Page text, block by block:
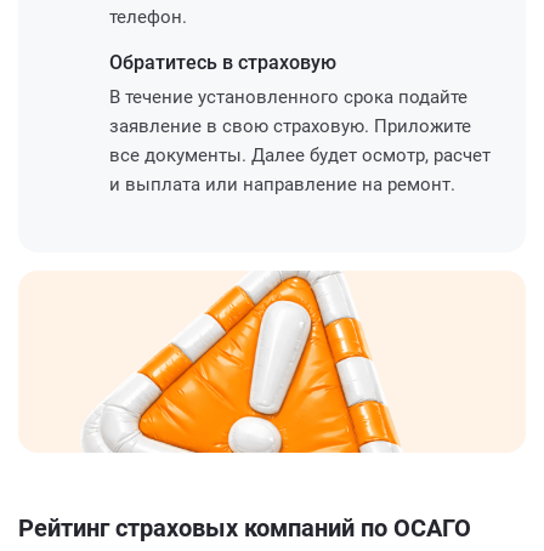
телефон.
Обратитесь в страховую
В течение установленного срока подайте
заявление в свою страховую. Приложите
все документы. Далее будет осмотр, расчет
и выплата или направление на ремонт.
Рейтинг страховых компаний по ОСАГО